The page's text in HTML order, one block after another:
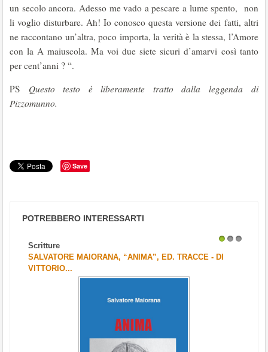
un secolo ancora. Adesso me vado a pescare a lume spento, non
li voglio disturbare. Ah! Io conosco questa versione dei fatti, altri
ne raccontano un’altra, poco importa, la verità è la stessa, l’Amore
con la A maiuscola. Ma voi due siete sicuri d’amarvi così tanto
per cent’anni ? “.
PS Questo testo è liberamente tratto dalla leggenda di
Pizzomunno.
Save
POTREBBERO INTERESSARTI
Scritture
SALVATORE MAIORANA, “ANIMA”, ED. TRACCE - DI
VITTORIO...